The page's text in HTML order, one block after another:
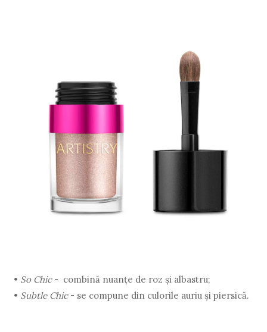
• So Chic- combină nuanțe de roz și albastru;
• Subtle Chic- se compune din culorile auriu și piersică.